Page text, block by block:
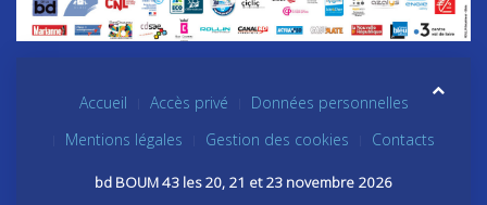
Accueil Accès privé
Données personnelles
Mentions légales
Gestion des cookies Contacts
bd BOUM 43 les 20, 21 et 23 novembre 2026